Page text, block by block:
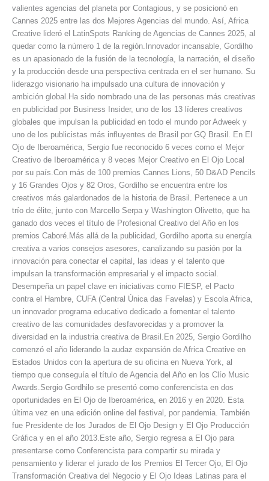
valientes agencias del planeta por Contagious, y se posicionó en
Cannes 2025 entre las dos Mejores Agencias del mundo. Así, Africa
Creative lideró el LatinSpots Ranking de Agencias de Cannes 2025, al
quedar como la número 1 de la región.Innovador incansable, Gordilho
es un apasionado de la fusión de la tecnología, la narración, el diseño
y la producción desde una perspectiva centrada en el ser humano. Su
liderazgo visionario ha impulsado una cultura de innovación y
ambición global.Ha sido nombrado una de las personas más creativas
en publicidad por Business Insider, uno de los 13 líderes creativos
globales que impulsan la publicidad en todo el mundo por Adweek y
uno de los publicistas más influyentes de Brasil por GQ Brasil. En El
Ojo de Iberoamérica, Sergio fue reconocido 6 veces como el Mejor
Creativo de Iberoamérica y 8 veces Mejor Creativo en El Ojo Local
por su país.Con más de 100 premios Cannes Lions, 50 D&AD Pencils
y 16 Grandes Ojos y 82 Oros, Gordilho se encuentra entre los
creativos más galardonados de la historia de Brasil. Pertenece a un
trío de élite, junto con Marcello Serpa y Washington Olivetto, que ha
ganado dos veces el título de Profesional Creativo del Año en los
premios Caboré.Más allá de la publicidad, Gordilho aporta su energía
creativa a varios consejos asesores, canalizando su pasión por la
innovación para conectar el capital, las ideas y el talento que
impulsan la transformación empresarial y el impacto social.
Desempeña un papel clave en iniciativas como FIESP, el Pacto
contra el Hambre, CUFA (Central Única das Favelas) y Escola Africa,
un innovador programa educativo dedicado a fomentar el talento
creativo de las comunidades desfavorecidas y a promover la
diversidad en la industria creativa de Brasil.En 2025, Sergio Gordilho
comenzó el año liderando la audaz expansión de Africa Creative en
Estados Unidos con la apertura de su oficina en Nueva York, al
tiempo que conseguía el título de Agencia del Año en los Clío Music
Awards.Sergio Gordhilo se presentó como conferencista en dos
oportunidades en El Ojo de Iberoamérica, en 2016 y en 2020. Esta
última vez en una edición online del festival, por pandemia. También
fue Presidente de los Jurados de El Ojo Design y El Ojo Producción
Gráfica y en el año 2013.Este año, Sergio regresa a El Ojo para
presentarse como Conferencista para compartir su mirada y
pensamiento y liderar el jurado de los Premios El Tercer Ojo, El Ojo
Transformación Creativa del Negocio y El Ojo Ideas Latinas para el